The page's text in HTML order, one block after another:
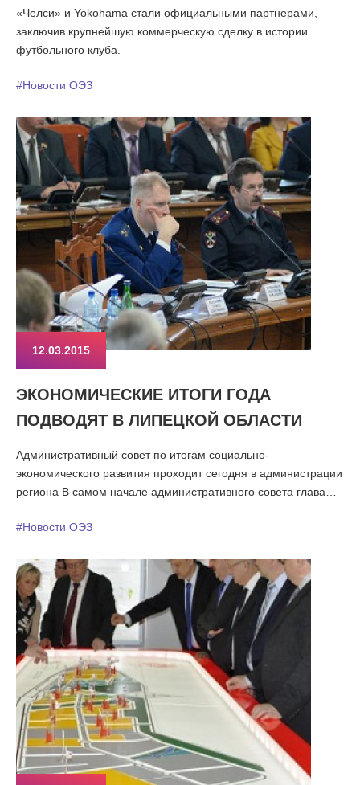
«Челси» и Yokohama стали официальными партнерами,
заключив крупнейшую коммерческую сделку в истории
футбольного клуба.
#Новости ОЭЗ
12.03.2015
ЭКОНОМИЧЕСКИЕ ИТОГИ ГОДА
ПОДВОДЯТ В ЛИПЕЦКОЙ ОБЛАСТИ
Административный совет по итогам социально-
экономического развития проходит сегодня в администрации
региона В самом начале административного совета глава
сотрудников областной администрации, получивших новые
администрации области и будет курировать сферы
образования, спорта и туризма. До него эти отрасли
находились в ведении Людмилы Кураковой.
#Новости ОЭЗ